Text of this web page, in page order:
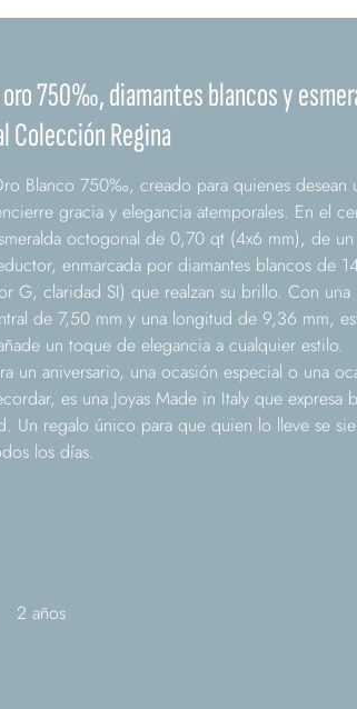
750‰, diamantes blancos y
Colección Regina
Blanco 750‰, creado para quienes desean
gracia y elegancia atemporales. En el
octogonal de 0,70 qt (4x6 mm), de
enmarcada por diamantes blancos de
G, claridad SI) que realzan su brillo. Con una
de 7,50 mm y una longitud de 9,36 mm,
un toque de elegancia a cualquier estilo.
un aniversario, una ocasión especial o una
es una Joyas Made in Italy que expresa
Un regalo único para que quien lo lleve se
los días.
2 años